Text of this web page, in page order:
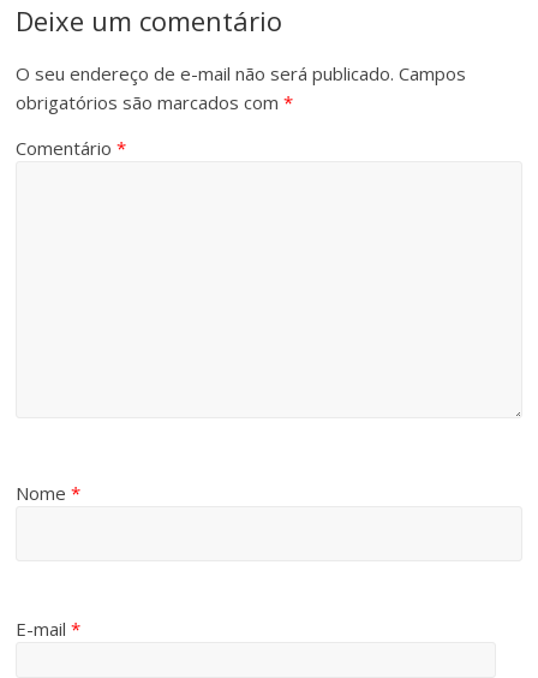
Deixe um comentário
O seu endereço de e-mail não será publicado. Campos
obrigatórios são marcados com*
Comentário*
Nome*
E-mail*